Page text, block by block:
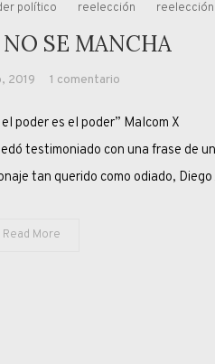
político reelección
SE MANCHA
2019 1 comentarioen
PODER
NO
el poder es el poder”
testimoniado con una frase de
tan querido como odiado,
Read More